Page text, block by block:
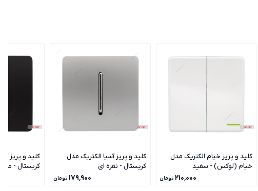
کلید و پریز خیام الکتریک مدل
خیام (لوکس) - سفید
۲۱۰٬۰۰۰ تومان
کلید و پریز آسیا الکتریک مدل
کریستال - نقره ای
۱۷۹٬۹۰۰ تومان
کلید و پریز
کریستال -